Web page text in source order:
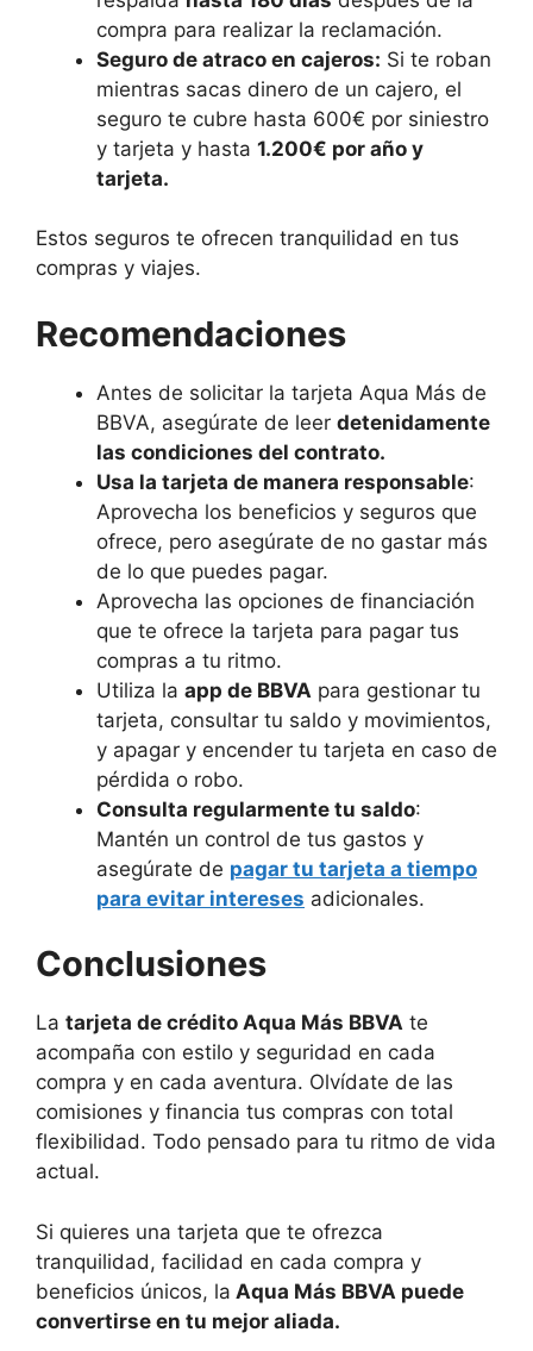
compra para realizar la reclamación.
Seguro de atraco en cajeros: Si te roban
mientras sacas dinero de un cajero, el
seguro te cubre hasta 600€ por siniestro
y tarjeta y hasta 1.200€ por año y
tarjeta.
Estos seguros te ofrecen tranquilidad en tus
compras y viajes.
Recomendaciones
Antes de solicitar la tarjeta Aqua Más de
BBVA, asegúrate de leer detenidamente
las condiciones del contrato.
Usa la tarjeta de manera responsable:
Aprovecha los beneficios y seguros que
ofrece, pero asegúrate de no gastar más
de lo que puedes pagar.
Aprovecha las opciones de financiación
que te ofrece la tarjeta para pagar tus
compras a tu ritmo.
Utiliza la app de BBVA para gestionar tu
tarjeta, consultar tu saldo y movimientos,
y apagar y encender tu tarjeta en caso de
pérdida o robo.
Consulta regularmente tu saldo:
Mantén un control de tus gastos y
asegúrate de pagar tu tarjeta a tiempo
para evitar intereses adicionales.
Conclusiones
La tarjeta de crédito Aqua Más BBVA te
acompaña con estilo y seguridad en cada
compra y en cada aventura. Olvídate de las
comisiones y financia tus compras con total
flexibilidad. Todo pensado para tu ritmo de vida
actual.
Si quieres una tarjeta que te ofrezca
tranquilidad, facilidad en cada compra y
beneficios únicos, la Aqua Más BBVA puede
convertirse en tu mejor aliada.